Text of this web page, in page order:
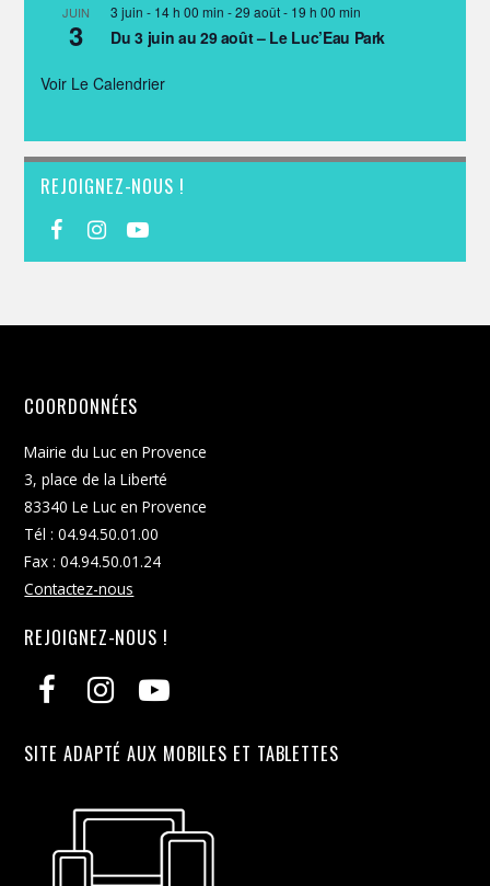
JUIN
3
3 juin - 14 h 00 min -29 août - 19 h 00 min
Du 3 juin au 29 août – Le Luc’Eau Park
Voir Le Calendrier
REJOIGNEZ-NOUS !
COORDONNÉES
Mairie du Luc en Provence
3, place de la Liberté
83340 Le Luc en Provence
Tél : 04.94.50.01.00
Fax : 04.94.50.01.24
Contactez-nous
REJOIGNEZ-NOUS !
SITE ADAPTÉ AUX MOBILES ET TABLETTES